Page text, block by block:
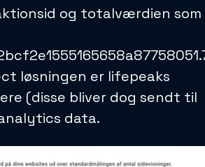
og totalværdien som
løsningen er lifepeaks
(disse bliver dog sendt til
data.